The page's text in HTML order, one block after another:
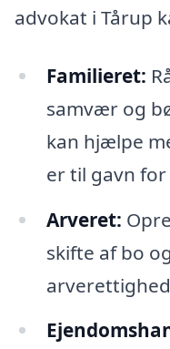
advokat i Tårup
Familieret:
samvær og
kan hjælpe
er til gavn
Arveret:
skifte af bo